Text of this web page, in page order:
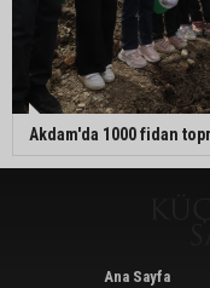
Akdam'da 1000 fidan
Ana Sayfa